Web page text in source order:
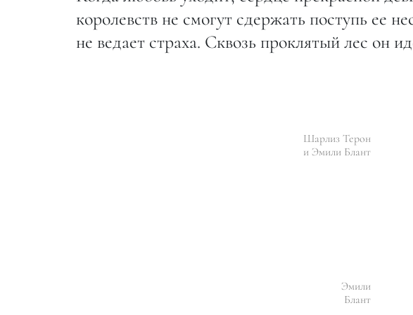
королевств не смогут сдержать поступь ее
не ведает страха. Сквозь проклятый лес он
Шарлиз Терон
и Эмили Блант
Эмили
Блант